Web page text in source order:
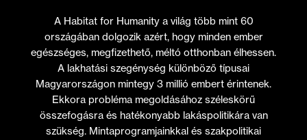
A Habitat for Humanity a világ több mint 60
országában dolgozik azért, hogy minden ember
egészséges, megfizethető, méltó otthonban élhessen.
A lakhatási szegénység különböző típusai
Magyarországon mintegy 3 millió embert érintenek.
Ekkora probléma megoldásához széleskörű
összefogásra és hatékonyabb lakáspolitikára van
szükség. Mintaprogramjainkkal és szakpolitikai